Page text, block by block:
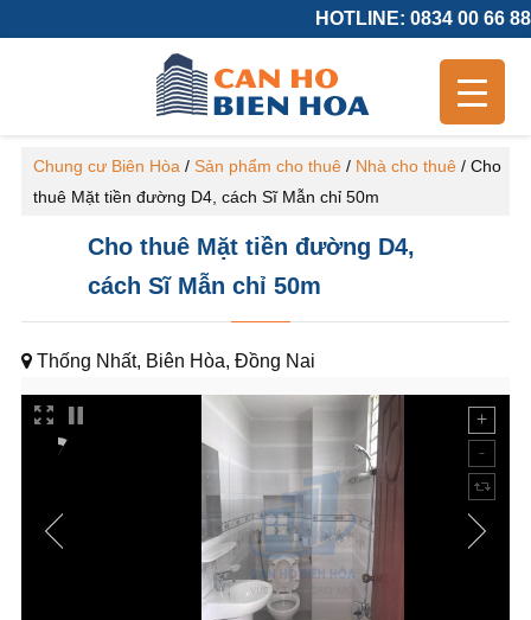
HOTLINE: 0834 00 66 88
Chung cư Biên Hòa / Sản phẩm cho thuê/ Nhà cho thuê/ Cho
thuê Mặt tiền đường D4, cách Sĩ Mẫn chỉ 50m
Cho thuê Mặt tiền đường D4,
cách Sĩ Mẫn chỉ 50m
Thống Nhất, Biên Hòa, Đồng Nai